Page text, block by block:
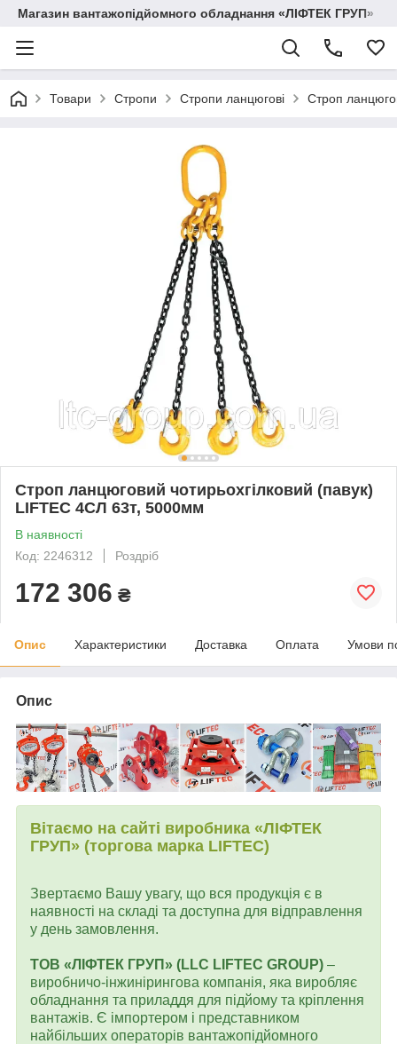
Магазин вантажопідйомного обладнання «ЛІФТЕК ГРУП»
Товари Стропи Стропи ланцюгові Строп
Строп ланцюговий чотирьохгілковий (павук)
LIFTEC 4СЛ 63т, 5000мм
В наявності
Код: 2246312
Роздріб
172 306 ₴
Опис Характеристики Доставка Оплата Умови
Опис
Вітаємо на сайті виробника «ЛІФТЕК
ГРУП» (торгова марка LIFTEC)
Звертаємо Вашу увагу, що вся продукція є в
наявності на складі та доступна для відправлення
у день замовлення.
ТОВ «ЛІФТЕК ГРУП» (LLC LIFTEC GROUP) –
виробничо-інжинірингова компанія, яка виробляє
обладнання та приладдя для підйому та кріплення
вантажів. Є імпортером і представником
найбільших операторів вантажопідйомного